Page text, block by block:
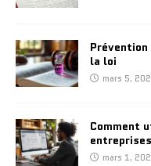
la loi
mars 5,
Comment
mars 1,